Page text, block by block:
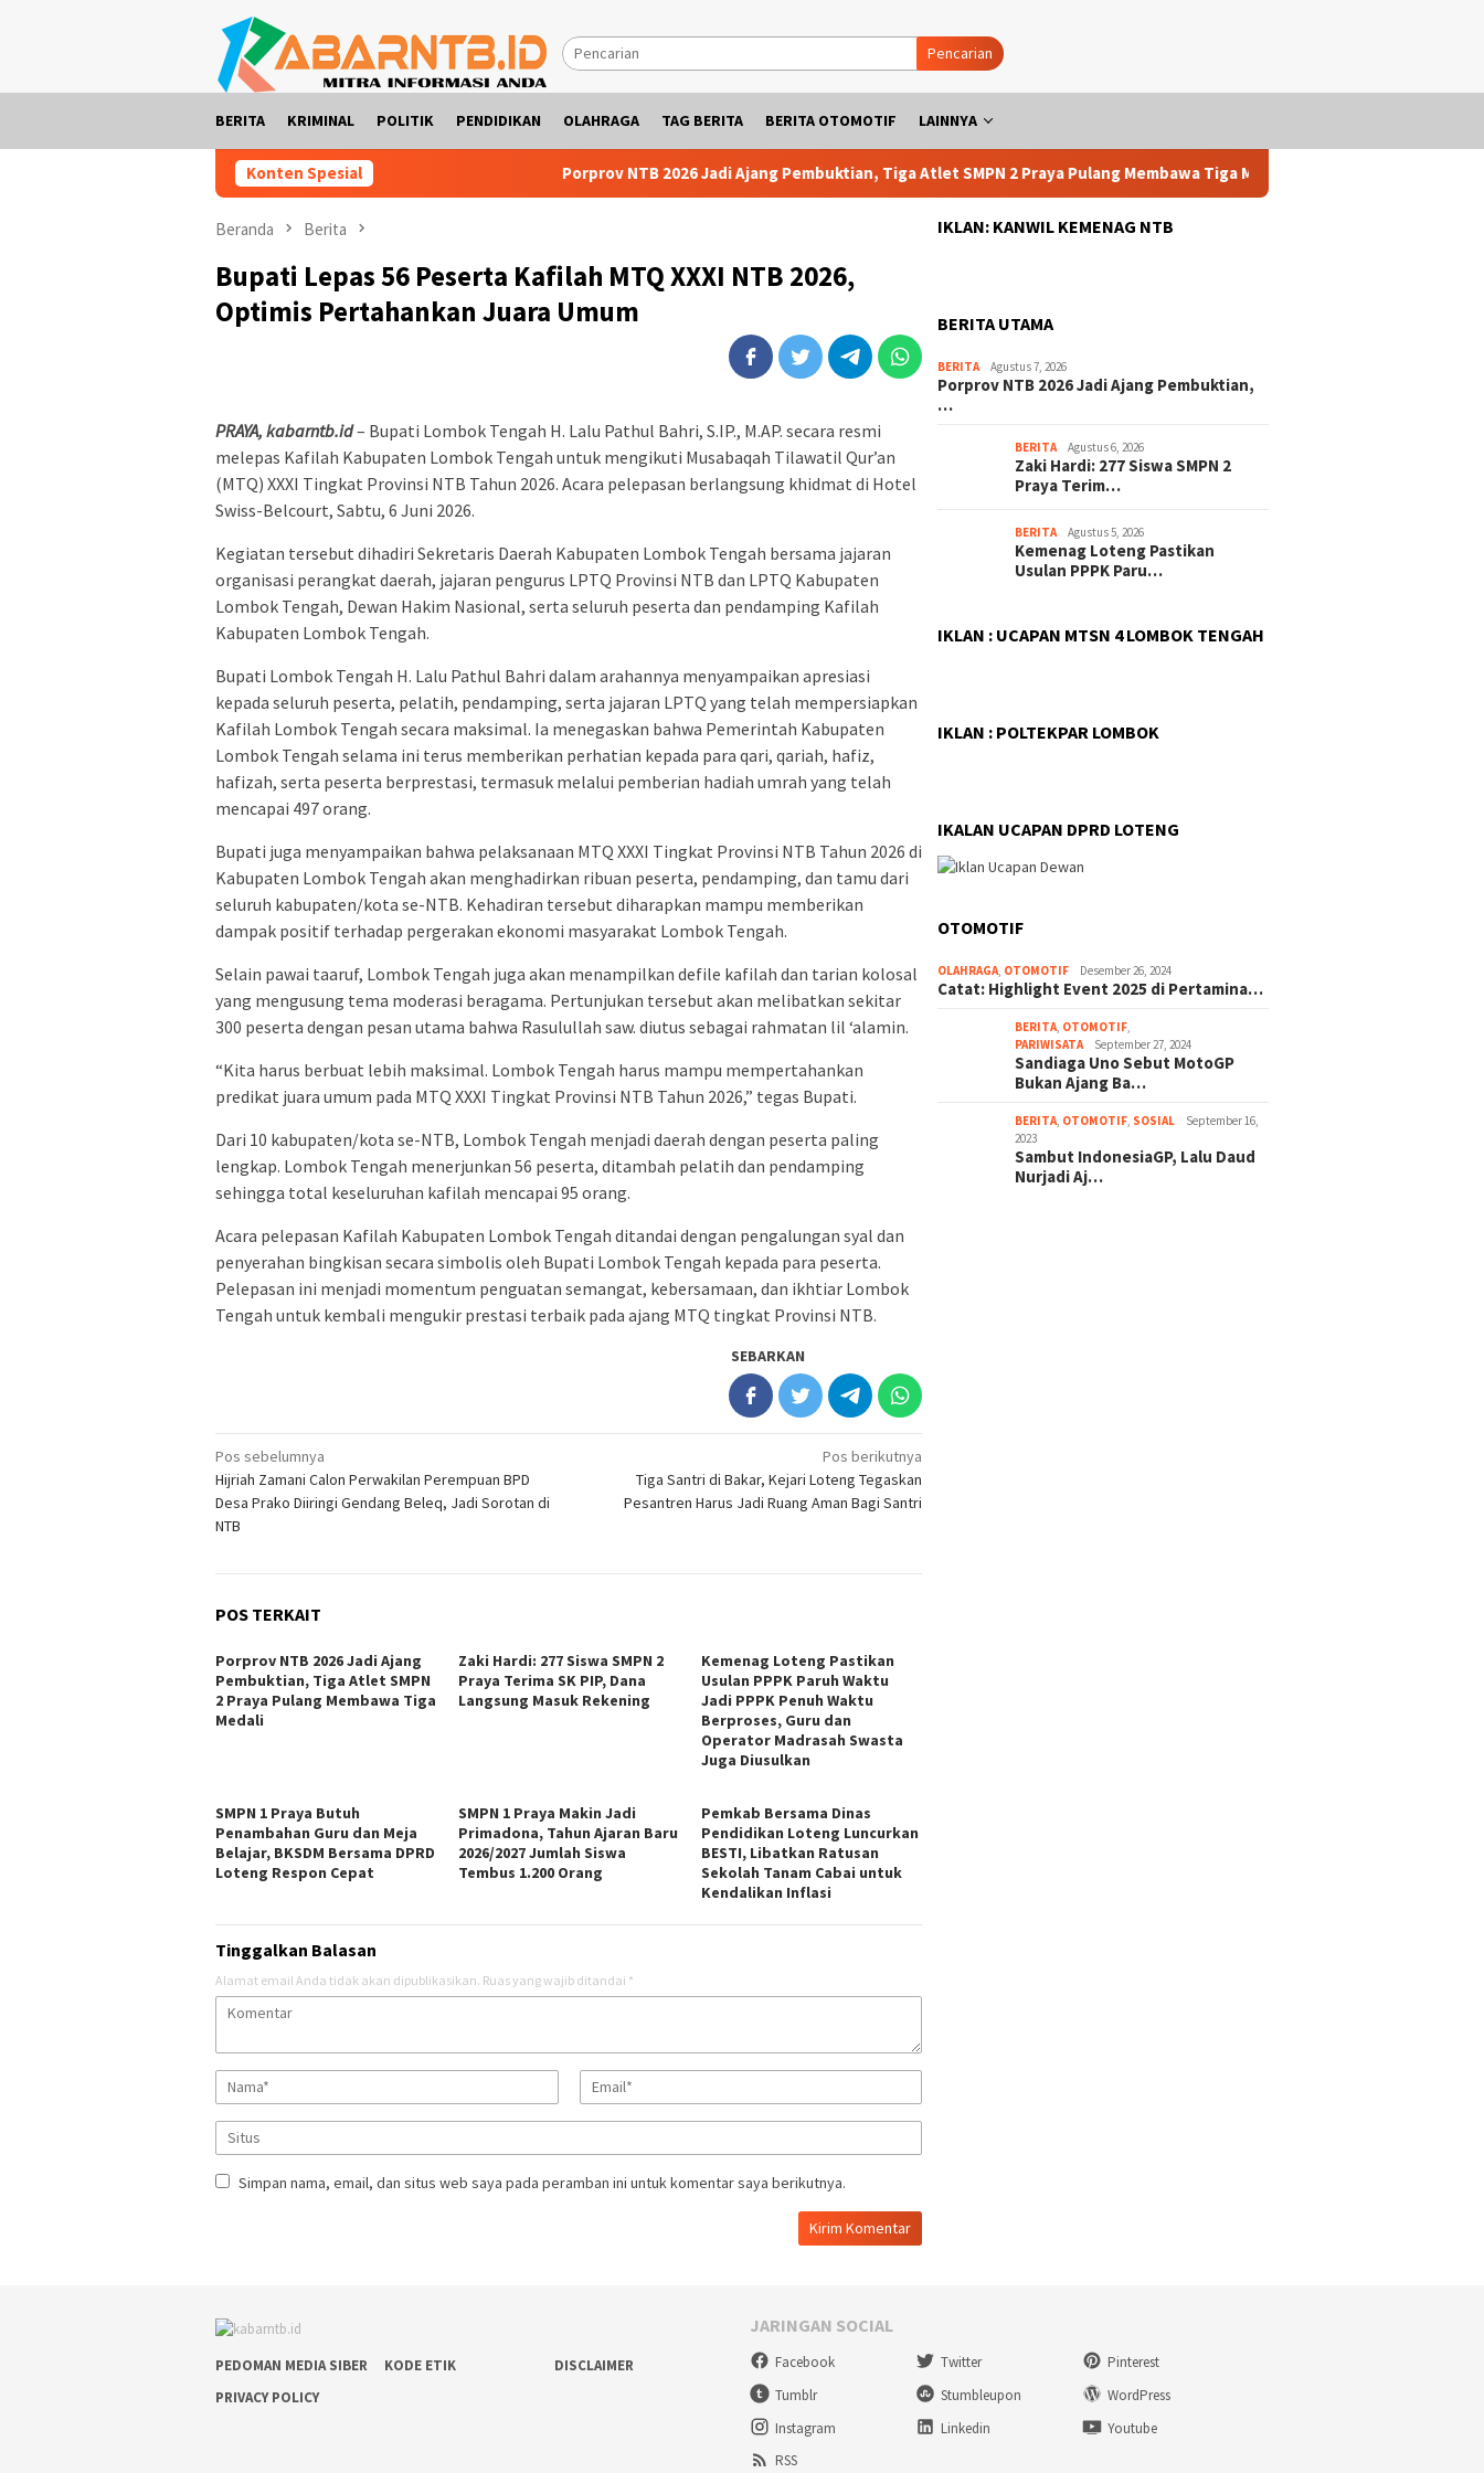
Pencarian
BERITA KRIMINAL POLITIK PENDIDIKAN OLAHRAGA TAG BERITA BERITA OTOMOTIF LAINNYA
Konten Spesial Porprov NTB 2026 Jadi Ajang Pembuktian, Tiga Atlet SMPN 2 Praya Pulang Membawa Tiga Medali
Beranda Berita
Bupati Lepas 56 Peserta Kafilah MTQ XXXI NTB 2026,
Optimis Pertahankan Juara Umum
PRAYA, kabarntb.id– Bupati Lombok Tengah H. Lalu Pathul Bahri, S.IP., M.AP. secara resmi
melepas Kafilah Kabupaten Lombok Tengah untuk mengikuti Musabaqah Tilawatil Qur’an
(MTQ) XXXI Tingkat Provinsi NTB Tahun 2026. Acara pelepasan berlangsung khidmat di Hotel
Swiss-Belcourt, Sabtu, 6 Juni 2026.
Kegiatan tersebut dihadiri Sekretaris Daerah Kabupaten Lombok Tengah bersama jajaran
organisasi perangkat daerah, jajaran pengurus LPTQ Provinsi NTB dan LPTQ Kabupaten
Lombok Tengah, Dewan Hakim Nasional, serta seluruh peserta dan pendamping Kafilah
Kabupaten Lombok Tengah.
Bupati Lombok Tengah H. Lalu Pathul Bahri dalam arahannya menyampaikan apresiasi
kepada seluruh peserta, pelatih, pendamping, serta jajaran LPTQ yang telah mempersiapkan
Kafilah Lombok Tengah secara maksimal. Ia menegaskan bahwa Pemerintah Kabupaten
Lombok Tengah selama ini terus memberikan perhatian kepada para qari, qariah, hafiz,
hafizah, serta peserta berprestasi, termasuk melalui pemberian hadiah umrah yang telah
mencapai 497 orang.
Bupati juga menyampaikan bahwa pelaksanaan MTQ XXXI Tingkat Provinsi NTB Tahun 2026 di
Kabupaten Lombok Tengah akan menghadirkan ribuan peserta, pendamping, dan tamu dari
seluruh kabupaten/kota se-NTB. Kehadiran tersebut diharapkan mampu memberikan
dampak positif terhadap pergerakan ekonomi masyarakat Lombok Tengah.
Selain pawai taaruf, Lombok Tengah juga akan menampilkan defile kafilah dan tarian kolosal
yang mengusung tema moderasi beragama. Pertunjukan tersebut akan melibatkan sekitar
300 peserta dengan pesan utama bahwa Rasulullah saw. diutus sebagai rahmatan lil ‘alamin.
“Kita harus berbuat lebih maksimal. Lombok Tengah harus mampu mempertahankan
predikat juara umum pada MTQ XXXI Tingkat Provinsi NTB Tahun 2026,” tegas Bupati.
Dari 10 kabupaten/kota se-NTB, Lombok Tengah menjadi daerah dengan peserta paling
lengkap. Lombok Tengah menerjunkan 56 peserta, ditambah pelatih dan pendamping
sehingga total keseluruhan kafilah mencapai 95 orang.
Acara pelepasan Kafilah Kabupaten Lombok Tengah ditandai dengan pengalungan syal dan
penyerahan bingkisan secara simbolis oleh Bupati Lombok Tengah kepada para peserta.
Pelepasan ini menjadi momentum penguatan semangat, kebersamaan, dan ikhtiar Lombok
Tengah untuk kembali mengukir prestasi terbaik pada ajang MTQ tingkat Provinsi NTB.
SEBARKAN
Navigasi
pos
Pos sebelumnya
Hijriah Zamani Calon Perwakilan Perempuan BPD
Desa Prako Diiringi Gendang Beleq, Jadi Sorotan di
NTB
Pos berikutnya
Tiga Santri di Bakar, Kejari Loteng Tegaskan
Pesantren Harus Jadi Ruang Aman Bagi Santri
POS TERKAIT
Porprov NTB 2026 Jadi Ajang
Pembuktian, Tiga Atlet SMPN
2 Praya Pulang Membawa Tiga
Medali
Zaki Hardi: 277 Siswa SMPN 2
Praya Terima SK PIP, Dana
Langsung Masuk Rekening
Kemenag Loteng Pastikan
Usulan PPPK Paruh Waktu
Jadi PPPK Penuh Waktu
Berproses, Guru dan
Operator Madrasah Swasta
Juga Diusulkan
SMPN 1 Praya Butuh
Penambahan Guru dan Meja
Belajar, BKSDM Bersama DPRD
Loteng Respon Cepat
SMPN 1 Praya Makin Jadi
Primadona, Tahun Ajaran Baru
2026/2027 Jumlah Siswa
Tembus 1.200 Orang
Pemkab Bersama Dinas
Pendidikan Loteng Luncurkan
BESTI, Libatkan Ratusan
Sekolah Tanam Cabai untuk
Kendalikan Inflasi
Tinggalkan Balasan
Alamat email Anda tidak akan dipublikasikan. Ruas yang wajib ditandai *
Simpan nama, email, dan situs web saya pada peramban ini untuk komentar saya berikutnya.
IKLAN: KANWIL KEMENAG NTB
BERITA UTAMA
BERITA Agustus 7, 2026
Porprov NTB 2026 Jadi Ajang Pembuktian,
…
BERITA Agustus 6, 2026
Zaki Hardi: 277 Siswa SMPN 2
Praya Terim…
BERITA Agustus 5, 2026
Kemenag Loteng Pastikan
Usulan PPPK Paru…
IKLAN : UCAPAN MTSN 4 LOMBOK TENGAH
IKLAN : POLTEKPAR LOMBOK
IKALAN UCAPAN DPRD LOTENG
OTOMOTIF
OLAHRAGA, OTOMOTIF Desember 26, 2024
Catat: Highlight Event 2025 di Pertamina…
BERITA, OTOMOTIF,
PARIWISATA
September 27, 2024
Sandiaga Uno Sebut MotoGP
Bukan Ajang Ba…
BERITA, OTOMOTIF, SOSIAL
September 16,
2023
Sambut IndonesiaGP, Lalu Daud
Nurjadi Aj…
PEDOMAN MEDIA SIBER KODE ETIK
DISCLAIMER
PRIVACY POLICY
JARINGAN SOCIAL
Facebook Twitter
Pinterest
Tumblr
Stumbleupon
WordPress
Instagram
Linkedin
Youtube
RSS